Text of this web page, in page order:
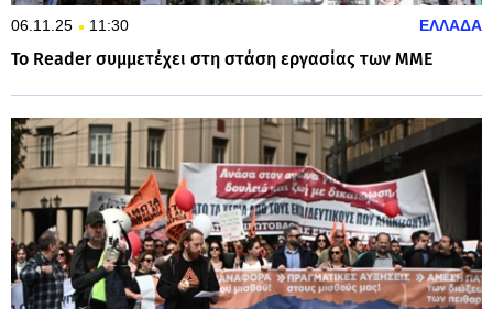
06.11.25 11:30 ΕΛΛΑΔΑ
Το Reader συμμετέχει στη στάση εργασίας των ΜΜΕ